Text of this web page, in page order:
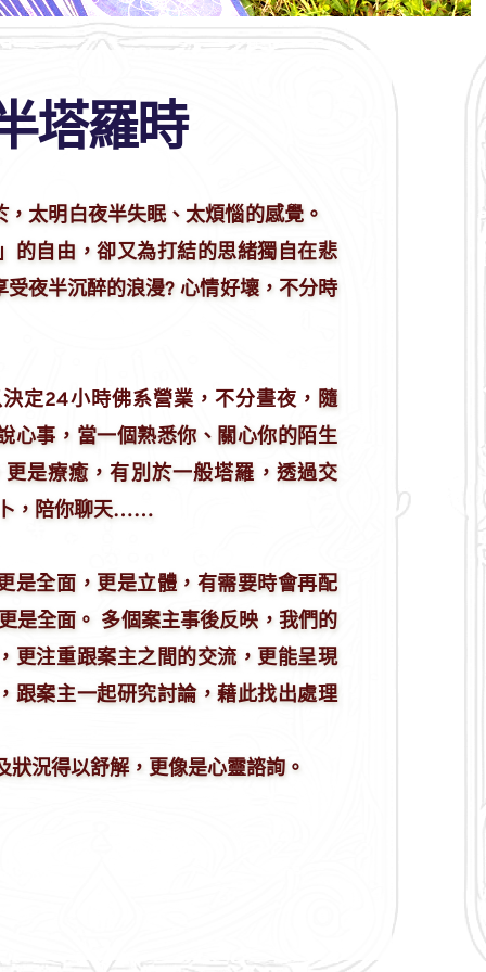
塔羅時
太明白夜半失眠、太煩惱的感覺。⠀
的自由，卻又為打結的思緒獨自在悲
夜半沉醉的浪漫? 心情好壞，不分時
定24小時佛系營業，不分晝夜， 隨
心事，當一個熟悉你、關心你的陌生
是療癒，有別於一般塔羅，透過交
卜，陪你聊天……
是全面，更是立體，有需要時會再配
是全面。 多個案主事後反映，我們的
更注重跟案主之間的交流，更能呈現
跟案主一起研究討論，藉此找出處理
況得以舒解，更像是心靈諮詢。